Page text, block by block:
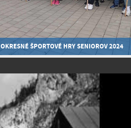
OKRESNÉ ŠPORTOVÉ HRY SENIOROV 2024